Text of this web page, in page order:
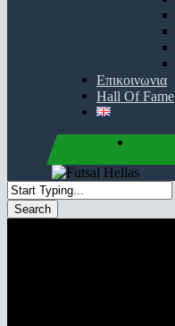
Επικοινωνια
Hall Of Fame
Search